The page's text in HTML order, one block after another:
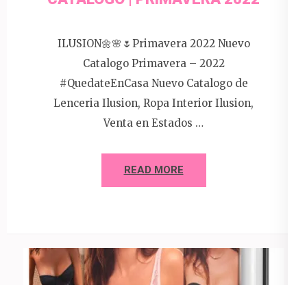
ILUSION🌼🌸🌷Primavera 2022 Nuevo
Catalogo Primavera – 2022
#QuedateEnCasa Nuevo Catalogo de
Lenceria Ilusion, Ropa Interior Ilusion,
Venta en Estados …
READ MORE